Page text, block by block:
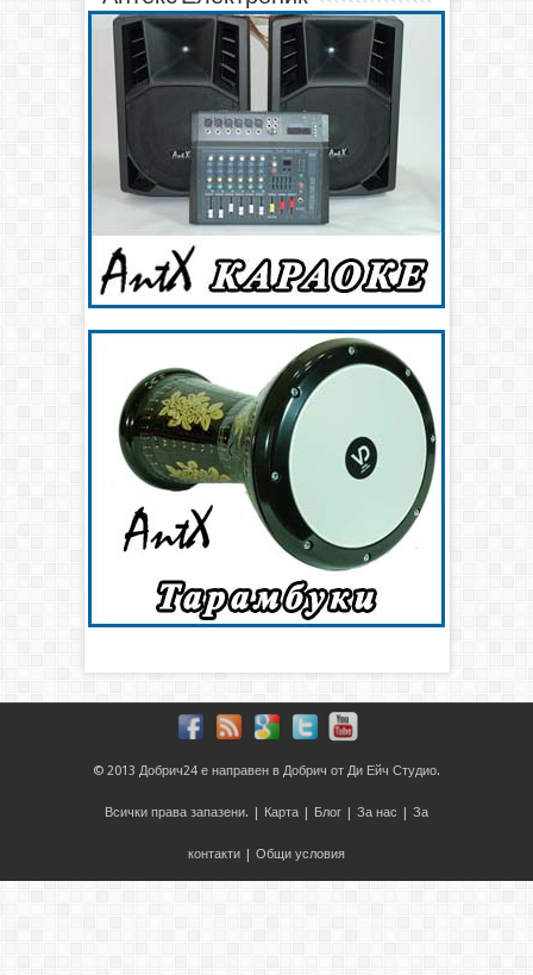
© 2013 Добрич24 е направен в Добрич от Ди Ейч Студио.
Всички права запазени. | Карта | Блог | За нас | За
контакти | Общи условия